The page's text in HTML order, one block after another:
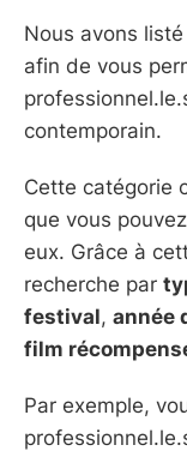
Nous avons
afin de vous
contemporain.
Cette catégorie
que vous
eux. Grâce à
recherche par
festival, année
film
Par exemple,